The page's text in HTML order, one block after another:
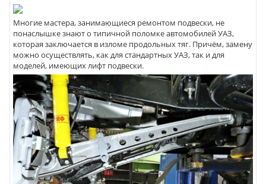
Многие мастера, занимающиеся ремонтом подвески, не
понаслышке знают о типичной поломке автомобилей УАЗ,
которая заключается в изломе продольных тяг. Причём, замену
можно осуществлять, как для стандартных УАЗ, так и для
моделей, имеющих лифт подвески.